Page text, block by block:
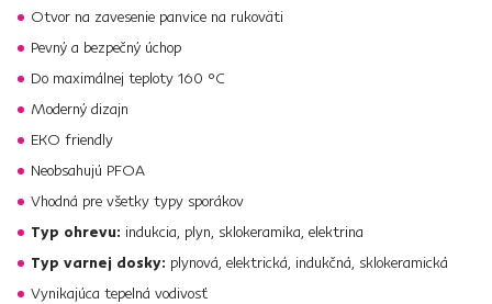
Otvor na zavesenie panvice na rukoväti
Pevný a bezpečný úchop
Do maximálnej teploty 160 °C
Moderný dizajn
EKO friendly
Neobsahujú PFOA
Vhodná pre všetky typy sporákov
Typ ohrevu: indukcia, plyn, sklokeramika, elektrina
Typ varnej dosky: plynová, elektrická, indukčná, sklokeramická
Vynikajúca tepelná vodivosť